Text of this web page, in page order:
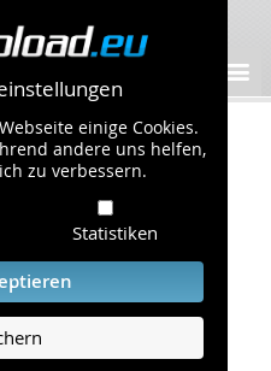
einige Cookies.
andere uns helfen,
zu verbessern.
Statistiken
zu gewährleisten,
und einzuhalten.
Sie auf unserer